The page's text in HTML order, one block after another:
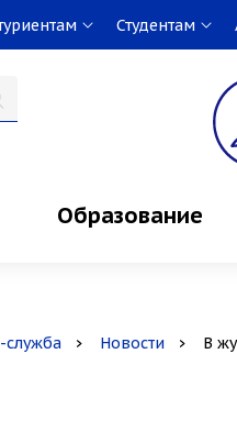
Студентам
Образование
служба Новости В